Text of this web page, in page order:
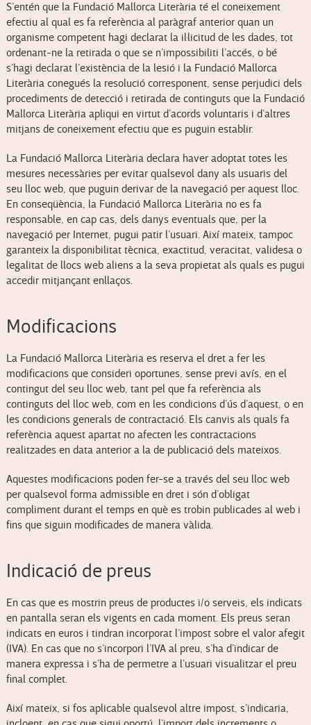
S’entén que la Fundació Mallorca Literària té el coneixement
efectiu al qual es fa referència al paràgraf anterior quan un
organisme competent hagi declarat la il·licitud de les dades, tot
ordenant-ne la retirada o que se n’impossibiliti l’accés, o bé
s’hagi declarat l’existència de la lesió i la Fundació Mallorca
Literària conegués la resolució corresponent, sense perjudici dels
procediments de detecció i retirada de continguts que la Fundació
Mallorca Literària apliqui en virtut d’acords voluntaris i d’altres
mitjans de coneixement efectiu que es puguin establir.
La Fundació Mallorca Literària declara haver adoptat totes les
mesures necessàries per evitar qualsevol dany als usuaris del
seu lloc web, que puguin derivar de la navegació per aquest lloc.
En conseqüència, la Fundació Mallorca Literària no es fa
responsable, en cap cas, dels danys eventuals que, per la
navegació per Internet, pugui patir l’usuari. Així mateix, tampoc
garanteix la disponibilitat tècnica, exactitud, veracitat, validesa o
legalitat de llocs web aliens a la seva propietat als quals es pugui
accedir mitjançant enllaços.
Modificacions
La Fundació Mallorca Literària es reserva el dret a fer les
modificacions que consideri oportunes, sense previ avís, en el
contingut del seu lloc web, tant pel que fa referència als
continguts del lloc web, com en les condicions d’ús d’aquest, o en
les condicions generals de contractació. Els canvis als quals fa
referència aquest apartat no afecten les contractacions
realitzades en data anterior a la de publicació dels mateixos.
Aquestes modificacions poden fer-se a través del seu lloc web
per qualsevol forma admissible en dret i són d’obligat
compliment durant el temps en què es trobin publicades al web i
fins que siguin modificades de manera vàlida.
Indicació de preus
En cas que es mostrin preus de productes i/o serveis, els indicats
en pantalla seran els vigents en cada moment. Els preus seran
indicats en euros i tindran incorporat l’impost sobre el valor afegit
(IVA). En cas que no s’incorpori l’IVA al preu, s’ha d’indicar de
manera expressa i s’ha de permetre a l’usuari visualitzar el preu
final complet.
Així mateix, si fos aplicable qualsevol altre impost, s’indicaria,